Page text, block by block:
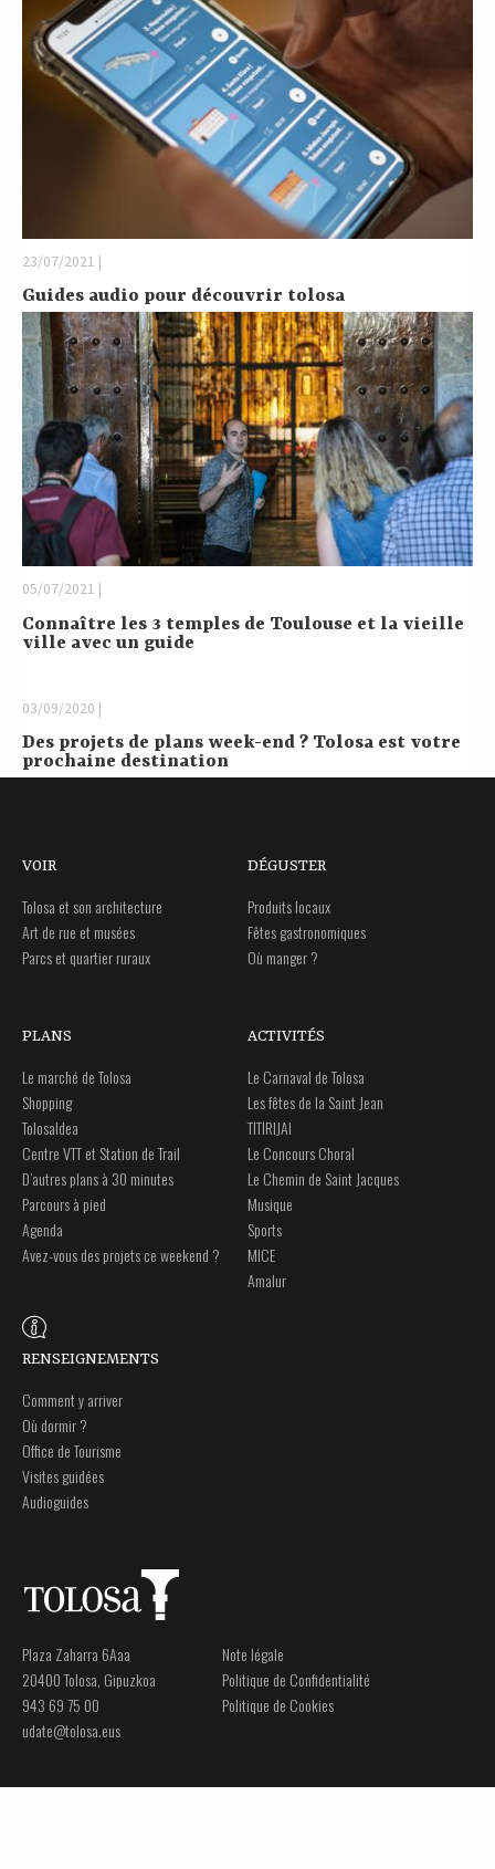
23/07/2021 |
Guides audio pour découvrir tolosa
05/07/2021 |
Connaître les 3 temples de Toulouse et la vieille
ville avec un guide
03/09/2020 |
Des projets de plans week-end ? Tolosa est votre
prochaine destination
VOIR
Tolosa et son architecture
Art de rue et musées
Parcs et quartier ruraux
DÉGUSTER
Produits locaux
Fêtes gastronomiques
Où manger ?
PLANS
Le marché de Tolosa
Shopping
Tolosaldea
Centre VTT et Station de Trail
D’autres plans à 30 minutes
Parcours à pied
Agenda
Avez-vous des projets ce weekend ?
ACTIVITÉS
Le Carnaval de Tolosa
Les fêtes de la Saint Jean
TITIRIJAI
Le Concours Choral
Le Chemin de Saint Jacques
Musique
Sports
MICE
Amalur
RENSEIGNEMENTS
Comment y arriver
Où dormir ?
Office de Tourisme
Visites guidées
Audioguides
Plaza Zaharra 6Aaa
20400 Tolosa, Gipuzkoa
943 69 75 00
udate@tolosa.eus
Note légale
Politique de Confidentialité
Politique de Cookies